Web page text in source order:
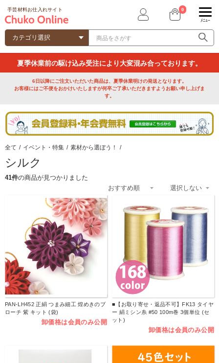
手芸材料お仕入れサイト 0
ﾒﾆｭｰ
夏季休業前の駆け込み受注により大変混み合っております。
6日以降にご注文いただいた商品は、夏季休業明けの発送となります。
お客様にはご不便をおかけいたしますが何卒ご了承いただきますようお願い申し上げま
す。
全て / イベント・特集 / 素材から選ぼう！ /
シルク
41件の商品が見つかりました
PAN-LH452 正絹 つまみ細工 煌めきのブ
ローチ 紫 キット (袋)
卸価格は会員のみ公開
■【お取り寄せ・返品不可】FK13 タイヤ
ー 絹ミシン糸 #50 100m巻 3個単位 (セ
ット)
卸価格は会員のみ公開